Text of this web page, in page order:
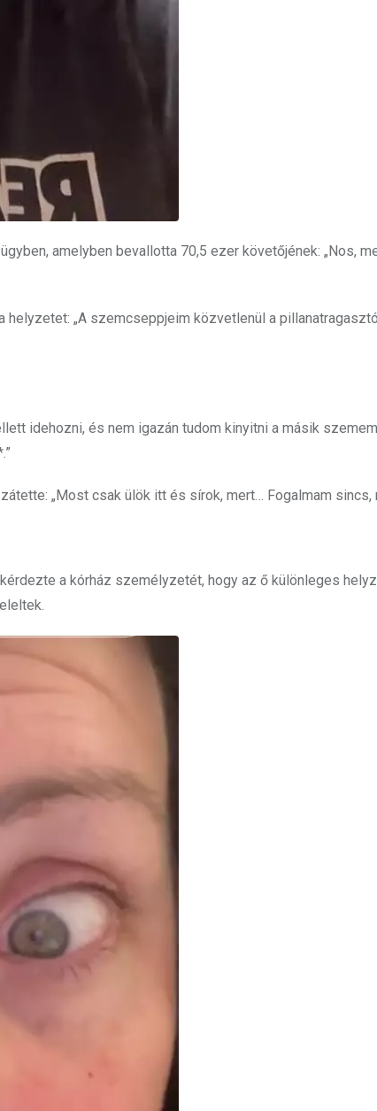
amelyben bevallotta 70,5 ezer követőjének: „Nos,
helyzetet: „A szemcseppjeim közvetlenül a
idehozni, és nem igazán tudom kinyitni a másik
„Most csak ülök itt és sírok, mert… Fogalmam sincs,
a kórház személyzetét, hogy az ő különleges